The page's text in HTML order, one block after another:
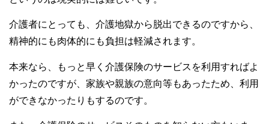
介護者にとっても、介護地獄から脱出できるのですから、
精神的にも肉体的にも負担は軽減されます。
本来なら、もっと早く介護保険のサービスを利用すればよ
かったのですが、家族や親族の意向等もあったため、利用
ができなかったりもするのです。